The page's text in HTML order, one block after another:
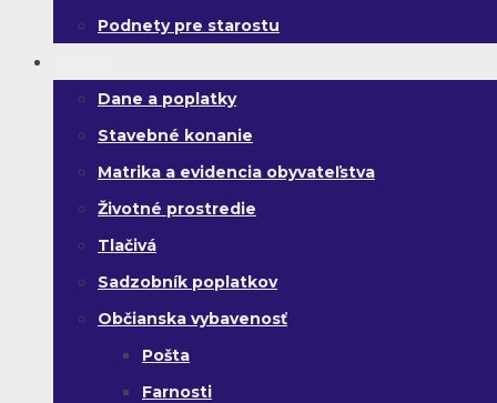
Podnety pre starostu
Dane a poplatky
Stavebné konanie
Matrika a evidencia obyvateľstva
Životné prostredie
Tlačivá
Sadzobník poplatkov
Občianska vybavenosť
Pošta
Farnosti